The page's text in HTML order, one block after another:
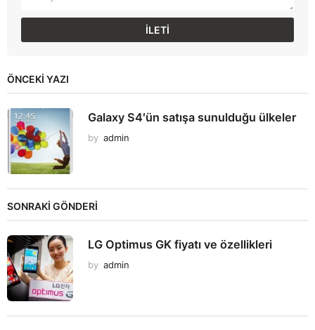
ÖNCEKI YAZI
Galaxy S4′ün satışa sunulduğu ülkeler
by admin
SONRAKİ GÖNDERİ
LG Optimus GK fiyatı ve özellikleri
by admin